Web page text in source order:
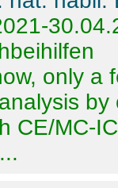
only a
CE/MC-